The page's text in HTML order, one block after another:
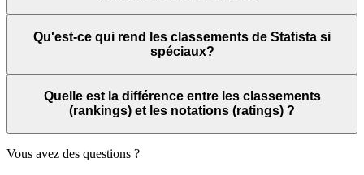
Qu'est-ce qui rend les classements de Statista si
spéciaux?
Quelle est la différence entre les classements
(rankings) et les notations (ratings) ?
Vous avez des questions ?